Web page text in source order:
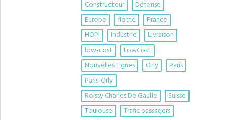
Constructeur
Défense
Europe
flotte
France
HOP!
Industrie
Livraison
low-cost
LowCost
Nouvelles Lignes
Orly
Paris
Paris-Orly
Roissy Charles De Gaulle
Suisse
Toulouse
Trafic passagers